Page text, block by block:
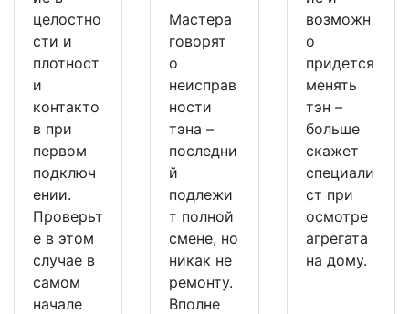
целостно
сти и
плотност
и
контакто
в при
первом
подключ
ении.
Проверьт
е в этом
случае в
самом
начале
Мастера
говорят
о
неисправ
ности
тэна –
последни
й
подлежи
т полной
смене, но
никак не
ремонту.
Вполне
возможн
о
придется
менять
тэн –
больше
скажет
специали
ст при
осмотре
агрегата
на дому.